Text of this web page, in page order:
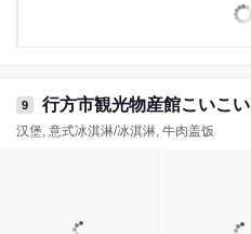
9 行方市観光物産館こいこい
汉堡, 意式冰淇淋/冰淇淋, 牛肉盖饭